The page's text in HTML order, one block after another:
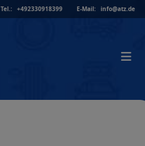
Tel.: +492330918399 E-Mail: info@atz.de